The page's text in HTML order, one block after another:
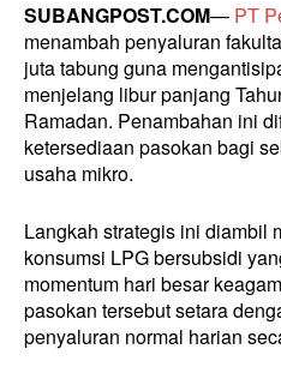
SUBANGPOST.COM— PT
menambah penyaluran
juta tabung guna
menjelang libur panjang
Ramadan. Penambahan ini
ketersediaan pasokan bagi
usaha mikro.
Langkah strategis ini diambil
konsumsi LPG bersubsidi
momentum hari besar
pasokan tersebut setara
penyaluran normal harian